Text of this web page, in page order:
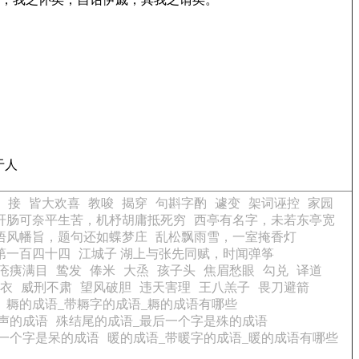
接 皆大欢喜 教唆 揭穿 句斟字酌 遽变 架词诬控
家园
肠可奈平生苦，机杼胡庸抵死穷
西亭有名字，未若东亭宽
风幡旨，题句还如蝶梦庄
乱松飘雨雪，一室掩香灯
一百四十四
江城子 湖上与张先同赋，时闻弹筝
痍满目 鸷发 俸米 大烝 孩子头 焦眉愁眼 勾兑 译道
威刑不肃 望风破胆 违天害理 王八羔子
畏刀避箭
耨的成语_带耨字的成语_耨的成语有哪些
的成语
殊结尾的成语_最后一个字是殊的成语
个字是呆的成语
暖的成语_带暖字的成语_暖的成语有哪些